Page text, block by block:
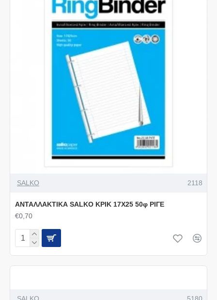
SALKO 2118
ΑΝΤΑΛΛΑΚΤΙΚΑ SALKO ΚΡΙΚ 17X25 50φ ΡΙΓΕ
€0,70